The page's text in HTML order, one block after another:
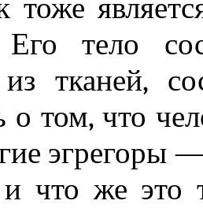
тоже
Его тело
из тканей,
о том, что
эгрегоры
что же это